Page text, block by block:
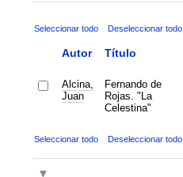
Seleccionar todo Deseleccionar todo
Autor Título
Alcina,
Juan
Fernando de
Rojas. "La
Celestina"
Seleccionar todo Deseleccionar todo